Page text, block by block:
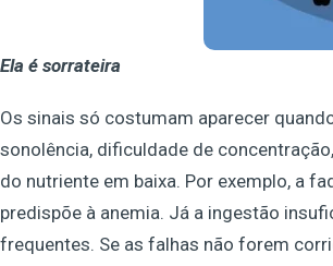
Ela é sorrateira
Os sinais só costumam aparecer
sonolência, dificuldade de
do nutriente em baixa. Por exemplo, a
predispõe à anemia. Já a ingestão
frequentes. Se as falhas não forem